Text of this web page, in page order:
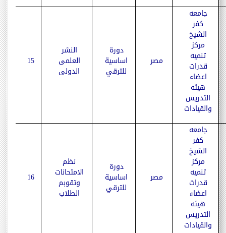
جامعه
كفر
الشيخ
مركز
تنميه
قدرات
اعضاء
هيئه
التدريس
والقيادات
مصر
دورة
اساسية
للترقي
النشر
العلمى
الدولى
15
جامعه
كفر
الشيخ
مركز
تنميه
قدرات
اعضاء
هيئه
التدريس
والقيادات
مصر
دورة
اساسية
للترقي
نظم
الامتحانات
وتقوبم
الطلاب
16